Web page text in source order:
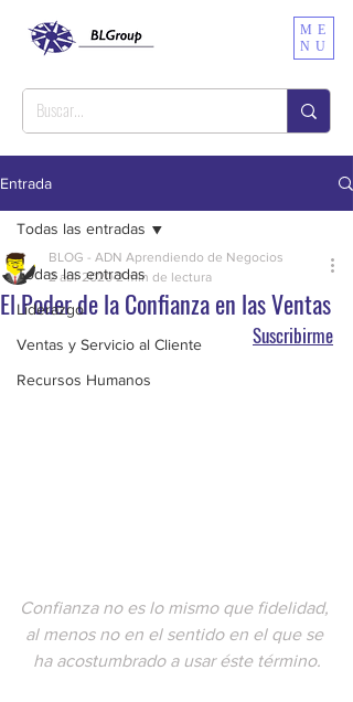
ME
NU
Entrada
Todas las entradas
Liderazgo
Ventas y Servicio al Cliente
Recursos Humanos
Todas las entradas
El Poder de la Confianza en las Ventas
BLOG - ADN Aprendiendo de Negocios
2 abr 2020 2 min de lectura
Suscribirme
Confianza no es lo mismo que fidelidad,
al menos no en el sentido en el que se
ha acostumbrado a usar éste término.